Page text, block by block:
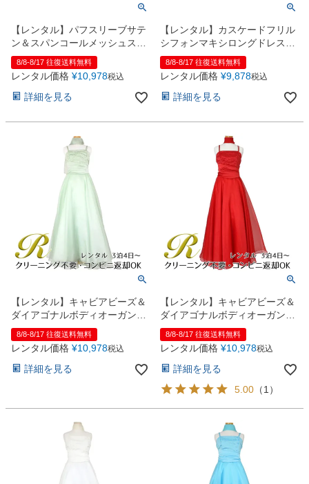
【レンタル】パフスリーブサテ
ン＆スパンコールメッシュスカ
ートドレス（SK1003）ネイビ
ー
8/8-8/17 往復送料無料
レンタル価格 ¥10,978税込
詳細を見る
【レンタル】カスケードフリル
シフォンマキシロングドレス
(YP246) ライトグリーン
8/8-8/17 往復送料無料
レンタル価格 ¥9,878税込
詳細を見る
【レンタル】キャビアビーズ＆
ダイアゴナルボディオーガンジ
ースカートドレス（HC1568）
セージ
8/8-8/17 往復送料無料
レンタル価格 ¥10,978税込
詳細を見る
【レンタル】キャビアビーズ＆
ダイアゴナルボディオーガンジ
ースカートドレス（HC1568）
レッド
8/8-8/17 往復送料無料
レンタル価格 ¥10,978税込
詳細を見る
5.00 （1）